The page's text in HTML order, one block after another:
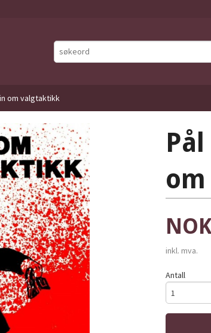
om valgtaktikk
Pris
inkl. mva.
Antall